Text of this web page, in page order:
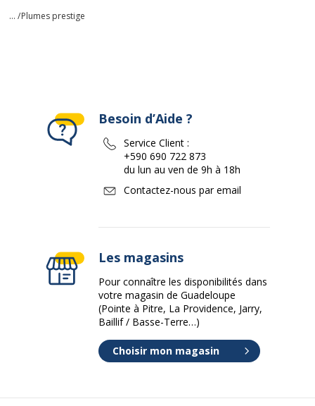
... /Plumes prestige
Besoin d’Aide ?
Service Client :
+590 690 722 873
du lun au ven de 9h à 18h
Contactez-nous par email
Les magasins
Pour connaître les disponibilités dans
votre magasin de Guadeloupe
(Pointe à Pitre, La Providence, Jarry,
Baillif / Basse-Terre…)
Choisir mon magasin